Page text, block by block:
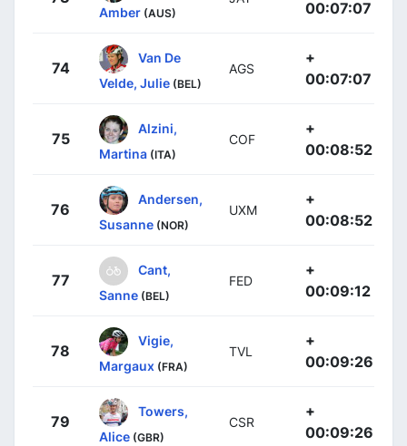
Amber (AUS)
00:07:07
74
Van De
Velde, Julie (BEL)
AGS
+
00:07:07
75
Alzini,
Martina (ITA)
COF
+
00:08:52
76
Andersen,
Susanne (NOR)
UXM
+
00:08:52
77
Cant,
Sanne (BEL)
FED
+
00:09:12
78
Vigie,
Margaux (FRA)
TVL
+
00:09:26
79
Towers,
Alice (GBR)
CSR
+
00:09:26